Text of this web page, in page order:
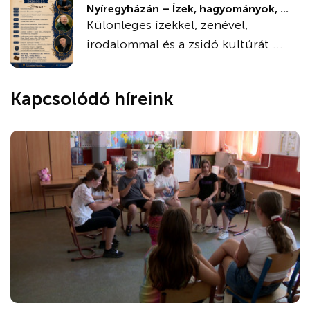
Nyíregyházán – Ízek, hagyományok, ...
Különleges ízekkel, zenével,
irodalommal és a zsidó kultúrát ...
Kapcsolódó híreink